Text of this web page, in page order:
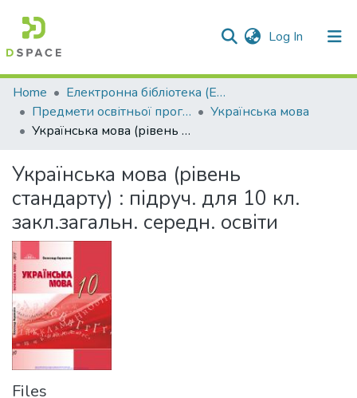
Log In (current)
Communities & Collections
All of DSpace
Home
Електронна бібліотека (E-Book)
Предмети освітньої програми профільної середньої освіти
Українська мова
Українська мова (рівень стандарту) : підруч. для 10 кл. закл.загальн. середн. освіти
Українська мова (рівень
стандарту) : підруч. для 10 кл.
закл.загальн. середн. освіти
Files